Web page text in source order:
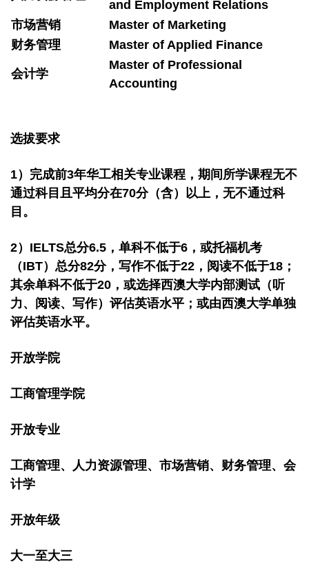
and Employment Relations
市场营销
Master of Marketing
财务管理
Master of Applied Finance
会计学
Master of Professional
Accounting
选拔要求
1）完成前3年华工相关专业课程，期间所学课程无不
通过科目且平均分在70分（含）以上，无不通过科
目。
2）IELTS总分6.5，单科不低于6，或托福机考
（IBT）总分82分，写作不低于22，阅读不低于18；
其余单科不低于20，或选择西澳大学内部测试（听
力、阅读、写作）评估英语水平；或由西澳大学单独
评估英语水平。
开放学院
工商管理学院
开放专业
工商管理、人力资源管理、市场营销、财务管理、会
计学
开放年级
大一至大三